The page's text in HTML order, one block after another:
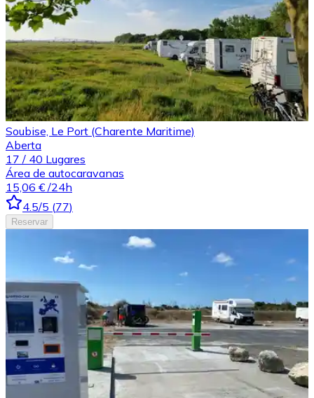
Soubise, Le Port (Charente Maritime)
Aberta
17 / 40 Lugares
Área de autocaravanas
15,06 € /24h
4.5/5 (77)
Reservar